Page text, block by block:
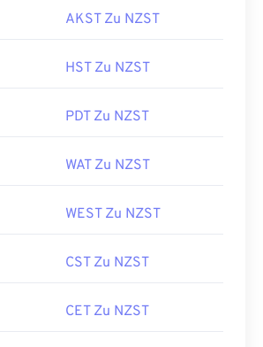
AKST Zu NZST
HST Zu NZST
PDT Zu NZST
WAT Zu NZST
WEST Zu NZST
CST Zu NZST
CET Zu NZST